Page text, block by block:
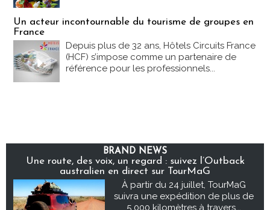
Un acteur incontournable du tourisme de groupes en
France
Depuis plus de 32 ans, Hôtels Circuits France
(HCF) s’impose comme un partenaire de
référence pour les professionnels...
BRAND NEWS
Une route, des voix, un regard : suivez l’Outback
australien en direct sur TourMaG
À partir du 24 juillet, TourMaG
suivra une expédition de plus de
5 000 kilomètres à travers...